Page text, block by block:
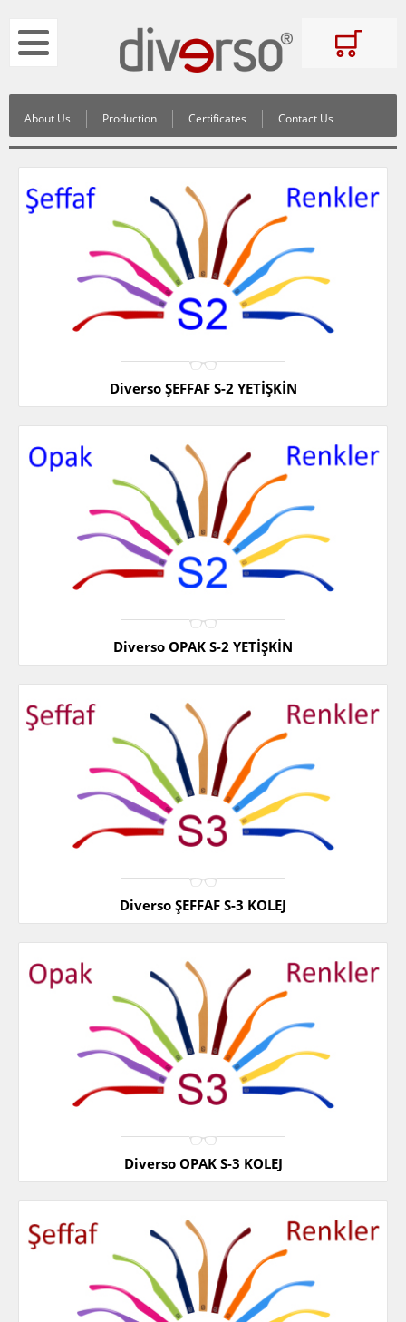
About Us Production Certificates Contact Us
Diverso ŞEFFAF S-2 YETİŞKİN
Diverso OPAK S-2 YETİŞKİN
Diverso ŞEFFAF S-3 KOLEJ
Diverso OPAK S-3 KOLEJ